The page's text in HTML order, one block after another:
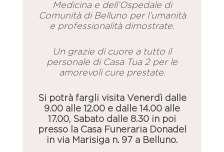
Medicina e dell’Ospedale di
Comunità di Belluno per l’umanità
e professionalità dimostrate.
Un grazie di cuore a tutto il
personale di Casa Tua 2 per le
amorevoli cure prestate.
Si potrà fargli visita Venerdì dalle
9.00 alle 12.00 e dalle 14.00 alle
17.00, Sabato dalle 8.30 in poi
presso la Casa Funeraria Donadel
in via Marisiga n. 97 a Belluno.